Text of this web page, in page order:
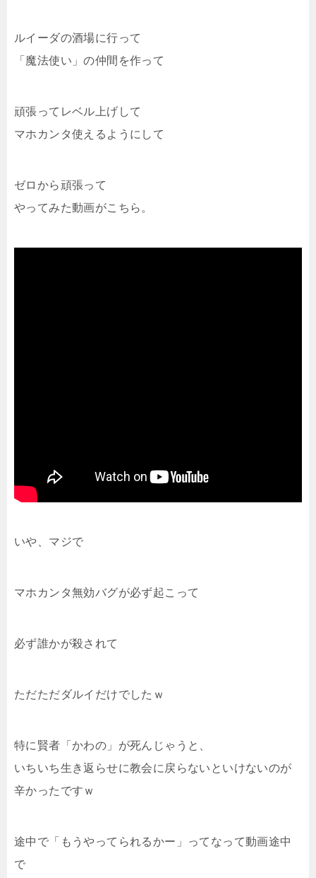
ルイーダの酒場に行って
「魔法使い」の仲間を作って
頑張ってレベル上げして
マホカンタ使えるようにして
ゼロから頑張って
やってみた動画がこちら。
いや、マジで
マホカンタ無効バグが必ず起こって
必ず誰かが殺されて
ただただダルイだけでしたｗ
特に賢者「かわの」が死んじゃうと、
いちいち生き返らせに教会に戻らないといけないのが
辛かったですｗ
途中で「もうやってられるかー」ってなって動画途中
で